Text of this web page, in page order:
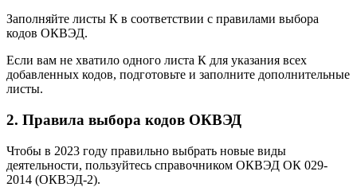
Заполняйте листы К в соответствии с правилами выбора
кодов ОКВЭД.
Если вам не хватило одного листа К для указания всех
добавленных кодов, подготовьте и заполните дополнительные
листы.
2. Правила выбора кодов ОКВЭД
Чтобы в 2023 году правильно выбрать новые виды
деятельности, пользуйтесь справочником ОКВЭД ОК 029-
2014 (ОКВЭД-2).